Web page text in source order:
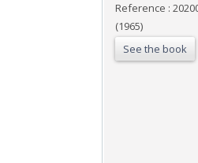
Reference :
(1965)
See the book